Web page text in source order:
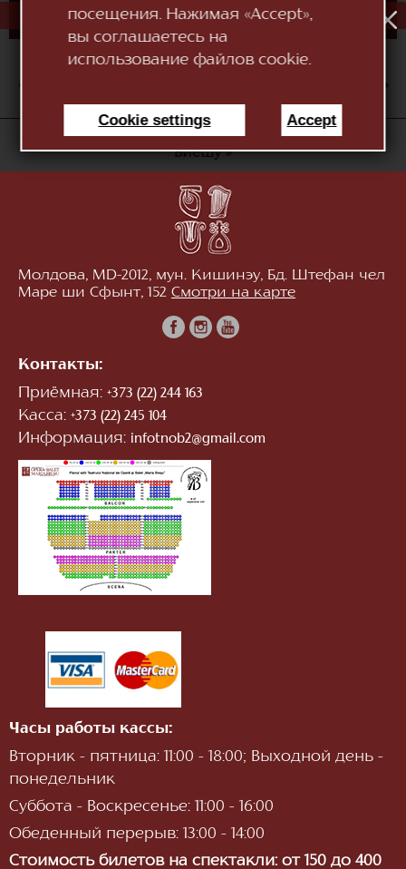
посещения. Нажимая «Accept»,
вы соглашаетесь на
использование файлов cookie.
Cookie settings Accept
КУПИТЬ БИЛЕТ
10
«Национальный Театр Оперы и Балета "Мария
Биешу"»
Молдова, MD-2012, мун. Кишинэу, Бд. Штефан чел
Маре ши Сфынт, 152 Смотри на карте
Контакты:
Приёмная: +373 (22) 244 163
Касса: +373 (22) 245 104
Информация: infotnob2@gmail.com
Часы работы кассы:
Вторник - пятница: 11:00 - 18:00; Выходной день -
понедельник
Суббота - Воскресенье: 11:00 - 16:00
Обеденный перерыв: 13:00 - 14:00
Стоимость билетов на спектакли: от 150 до 400